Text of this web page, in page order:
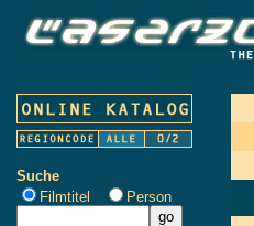
Suche
Filmtitel
Person